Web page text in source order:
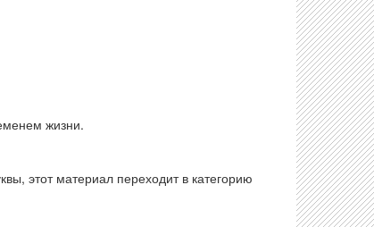
жизни.
этот материал переходит в категорию